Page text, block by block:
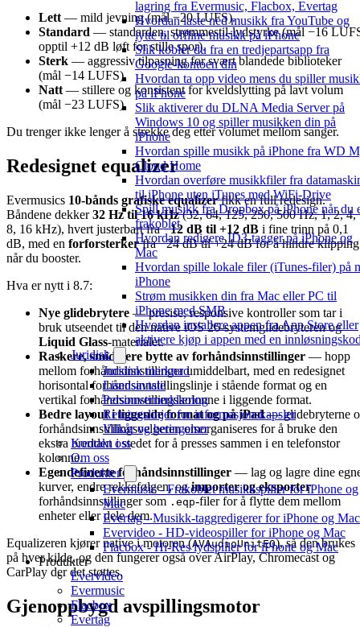
lagring fra Evermusic, Flacbox, Evertag
Hvordan laste ned musikk fra YouTube og
lytte til offline musikk på iPhone
Slik kobler du fra en tredjepartsapp fra
Google-kontoen din
Hvordan ta opp video mens du spiller
på iPhone
Slik aktiverer du DLNA Media Server på
Windows 10 og spiller musikken din på
iPhone
Hvordan spille musikk på iPhone fra WD
Cloud Home
Hvordan overføre musikkfiler fra
til iPhone uten iTunes med WiFi-Drive
Spill musikk fra Dropbox på iPhone når du
frakoblet
Hvordan redigere ID3-tagger på iPhone og
Mac
Hvordan spille lokale filer (iTunes-filer) på
iPhone
Strøm musikken din fra Mac eller PC til
iPhone med SMB
Hvordan installere appen fra App Store eller
aktivere kjøp i appen med en
Juridisk
Juridisk merknad
Lisensavtale
Personvernerklæring
Retningslinjer for informasjonskapsler
Vilkår og betingelser
Kontakt oss
Om oss
Produkter
Evermusic - Frakoblet musikkspiller for iPhone og
Mac
Evertag - Musikk-taggredigerer for iPhone og Mac
Evervideo - HD-videospiller for iPhone og Mac
Flacbox - Hi-Res lydspiller for iPhone og Mac
Produkter
Evervideo
Evermusic
Flacbox
Evertag
Lett — mild jevning (mål −20 LUFS).
Standard — standarden, strømmestil-lydstyrke (mål −16
opptil +12 dB løft for stille spor).
Sterk — aggressiv tilpasning for svært blandede biblioteker
(mål −14 LUFS).
Natt — stillere og konsistent for kveldslytting på lavt volum
(mål −23 LUFS).
Du trenger ikke lenger å strekke deg etter volumet mellom sanger.
Redesignet equalizer
Evermusics 10-bånds grafiske equalizerfikk en full redesign.
Båndene dekker32 Hz til 16 kHz(32, 64, 125, 250, 500 Hz, 1, 2, 4,
8, 16 kHz), hvert justerbart fra−12 dB til +12 dB i fine trinn på 0,1
dB, med en forforsterkerfra −24 dB til +24 dB for å hindre klipping
når du booster.
Hva er nytt i 8.7:
Nye glidebrytere — presise, responsive kontroller som tar i
bruk utseendet til den native iOS 26-systemglidebryteren og
Liquid Glass-materialet.
Raskere, smidigere bytte av forhåndsinnstillinger — hopp
mellom forhåndsinnstillinger umiddelbart, med en redesignet
horisontal forhåndsinnstillingslinje i stående format og en
vertikal forhåndsinnstillingskolonne i liggende format.
Bedre layout i liggende format og på iPad— glidebryterne
forhåndsinnstillingsvelgeren omorganiseres for å bruke den
ekstra bredden i stedet for å presses sammen i en telefonstor
kolonne.
Egendefinerte forhåndsinnstillinger — lag og lagre dine
kurver, endre rekkefølgen, ogimporter og eksporter
forhåndsinnstillinger som .eqp-filer for å flytte dem mellom
enheter eller dele dem.
Equalizeren kjører native i motoren (AVAudioUnitEQ), så den brukes
på hver kilde, og den fungerer også over AirPlay, Chromecast og
CarPlay der det støttes.
Gjenoppbygd avspillingsmotor